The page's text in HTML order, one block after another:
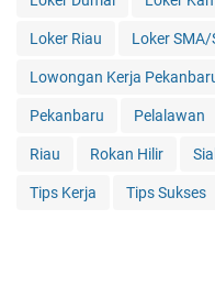
Loker Riau Loker SMA/
Lowongan Kerja
Pekanbaru Pelalawan
Riau Rokan Hilir
Tips Kerja Tips Sukses